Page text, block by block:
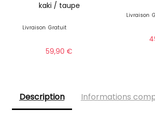
kaki / taupe
Livraison Gratuit
59,90€
Livraison
Description Informations